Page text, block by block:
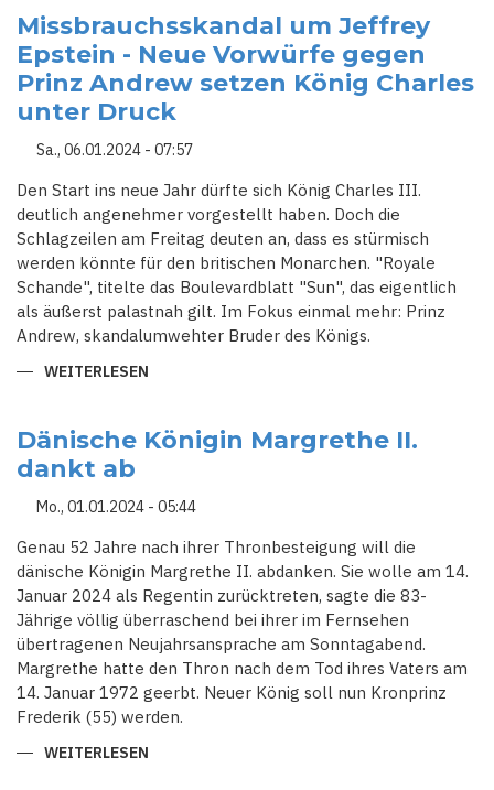
GROSSE S
TÜTZE": Q
UEEN C
AMILLA F
ÜHRT D
URCH D
IE K
RISE
Missbrauchsskandal um Jeffrey
Epstein - Neue Vorwürfe gegen
Prinz Andrew setzen König Charles
unter Druck
Sa., 06.01.2024 - 07:57
Den Start ins neue Jahr dürfte sich König Charles III.
deutlich angenehmer vorgestellt haben. Doch die
Schlagzeilen am Freitag deuten an, dass es stürmisch
werden könnte für den britischen Monarchen. "Royale
Schande", titelte das Boulevardblatt "Sun", das eigentlich
als äußerst palastnah gilt. Im Fokus einmal mehr: Prinz
Andrew, skandalumwehter Bruder des Königs.
WEITERLESEN
EPSTEIN
-
PRINZ
SETZEN
KÖNIG
CHARLES
UNTER
DRUCK
Dänische Königin Margrethe II.
dankt ab
Mo., 01.01.2024 - 05:44
Genau 52 Jahre nach ihrer Thronbesteigung will die
dänische Königin Margrethe II. abdanken. Sie wolle am 14.
Januar 2024 als Regentin zurücktreten, sagte die 83-
Jährige völlig überraschend bei ihrer im Fernsehen
übertragenen Neujahrsansprache am Sonntagabend.
Margrethe hatte den Thron nach dem Tod ihres Vaters am
14. Januar 1972 geerbt. Neuer König soll nun Kronprinz
Frederik (55) werden.
WEITERLESEN